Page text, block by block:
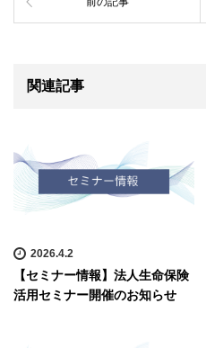
関連記事
2026.4.2
【セミナー情報】法人生命保険
活用セミナー開催のお知らせ